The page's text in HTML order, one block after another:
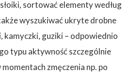
sortować elementy według
wyszukiwać ukryte drobne
kamyczki, guziki – odpowiednio
typu aktywność szczególnie
zmęczenia np. po